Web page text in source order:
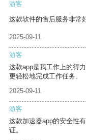
游客
这款软件的售后服务非常
2025-09-11
游客
这款app是我工作上的得
更轻松地完成工作任务。
2025-09-11
游客
这款加速器app的安全性
证。